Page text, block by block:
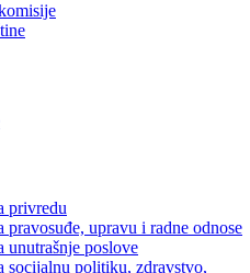
naroda
privredu